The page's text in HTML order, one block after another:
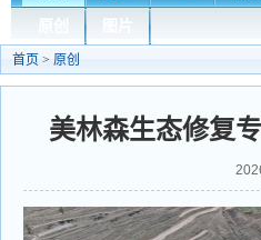
原创 图片
首页 > 原创
美林森生态修复